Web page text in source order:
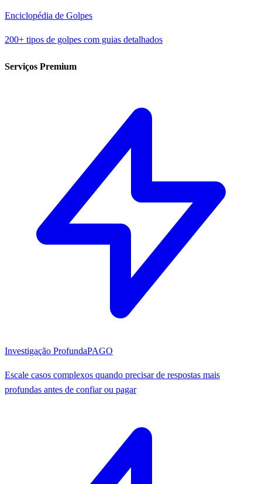
Enciclopédia de Golpes
200+ tipos de golpes com guias detalhados
Serviços Premium
Investigação ProfundaPAGO
Escale casos complexos quando precisar de respostas mais
profundas antes de confiar ou pagar